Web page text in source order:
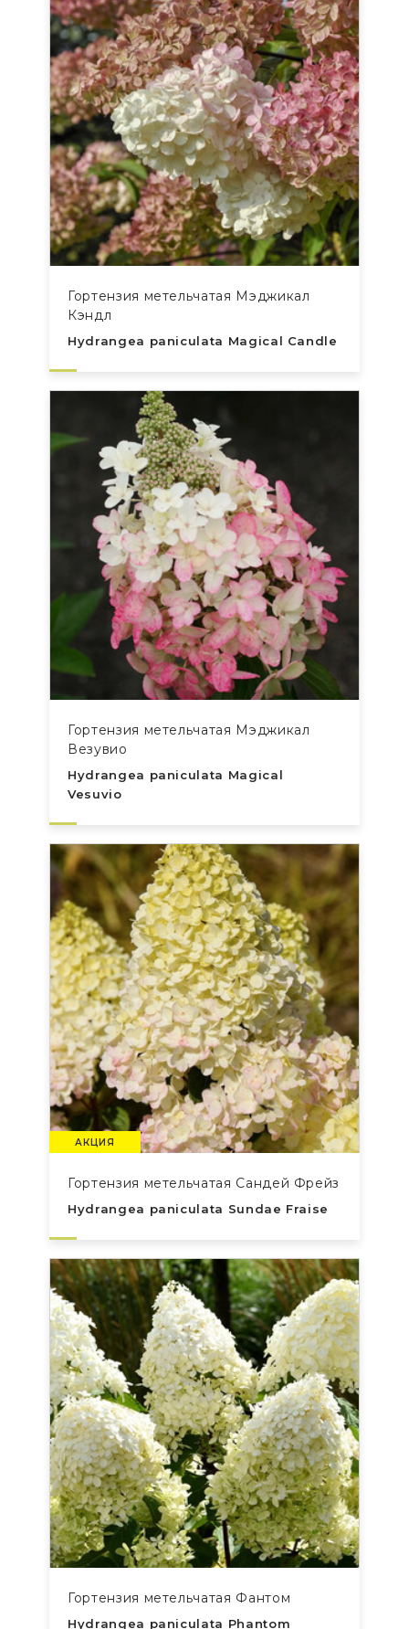
Гортензия метельчатая Мэджикал
Кэндл
Hydrangea paniculata Magical Candle
Гортензия метельчатая Мэджикал
Везувио
Hydrangea paniculata Magical
Vesuvio
АКЦИЯ
Гортензия метельчатая Сандей Фрейз
Hydrangea paniculata Sundae Fraise
Гортензия метельчатая Фантом
Hydrangea paniculata Phantom